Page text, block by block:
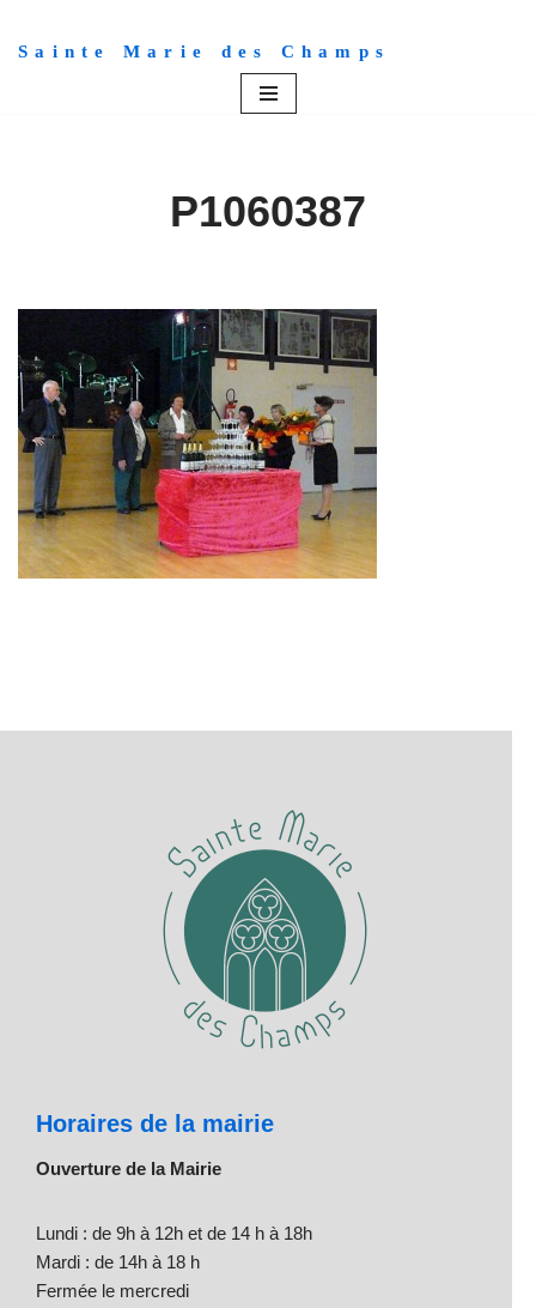
Aller
Sainte Marie des Champs
P1060387
Horaires de la mairie
Ouverture de la Mairie
Lundi : de 9h à 12h et de 14 h à 18h
Mardi : de 14h à 18 h
Fermée le mercredi